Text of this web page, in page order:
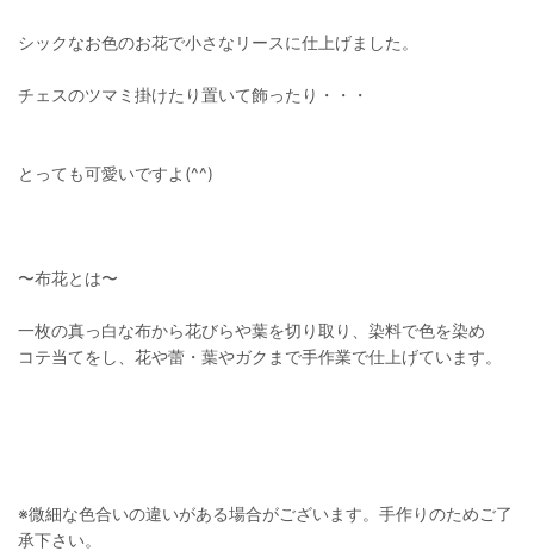
シックなお色のお花で小さなリースに仕上げました。
チェスのツマミ掛けたり置いて飾ったり・・・
とっても可愛いですよ(^^)
〜布花とは〜
一枚の真っ白な布から花びらや葉を切り取り、染料で色を染め
コテ当てをし、花や蕾・葉やガクまで手作業で仕上げています。
※微細な色合いの違いがある場合がございます。手作りのためご了
承下さい。